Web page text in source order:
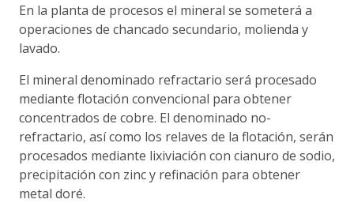
En la planta de procesos el mineral se someterá a
operaciones de chancado secundario, molienda y
lavado.
El mineral denominado refractario será procesado
mediante flotación convencional para obtener
concentrados de cobre. El denominado no-
refractario, así como los relaves de la flotación, serán
procesados mediante lixiviación con cianuro de sodio,
precipitación con zinc y refinación para obtener
metal doré.